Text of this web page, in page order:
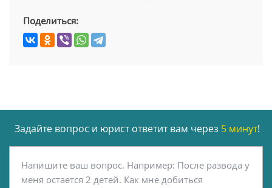
Поделиться:
Задайте вопрос и юрист ответит вам через 5 минут!